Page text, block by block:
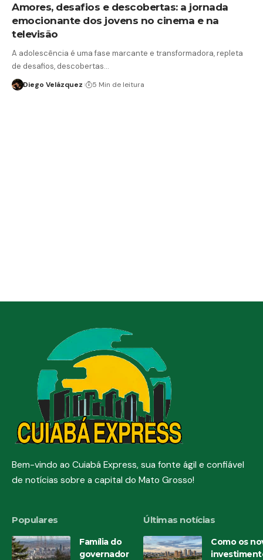
Amores, desafios e descobertas: a jornada
emocionante dos jovens no cinema e na
televisão
A adolescência é uma fase marcante e transformadora, repleta
de desafios, descobertas…
Diego Velázquez 5 Min de leitura
Bem-vindo ao Cuiabá Express, sua fonte ágil e confiável
de notícias sobre a capital do Mato Grosso!
Populares
Família do
governador
Últimas notícias
Como os